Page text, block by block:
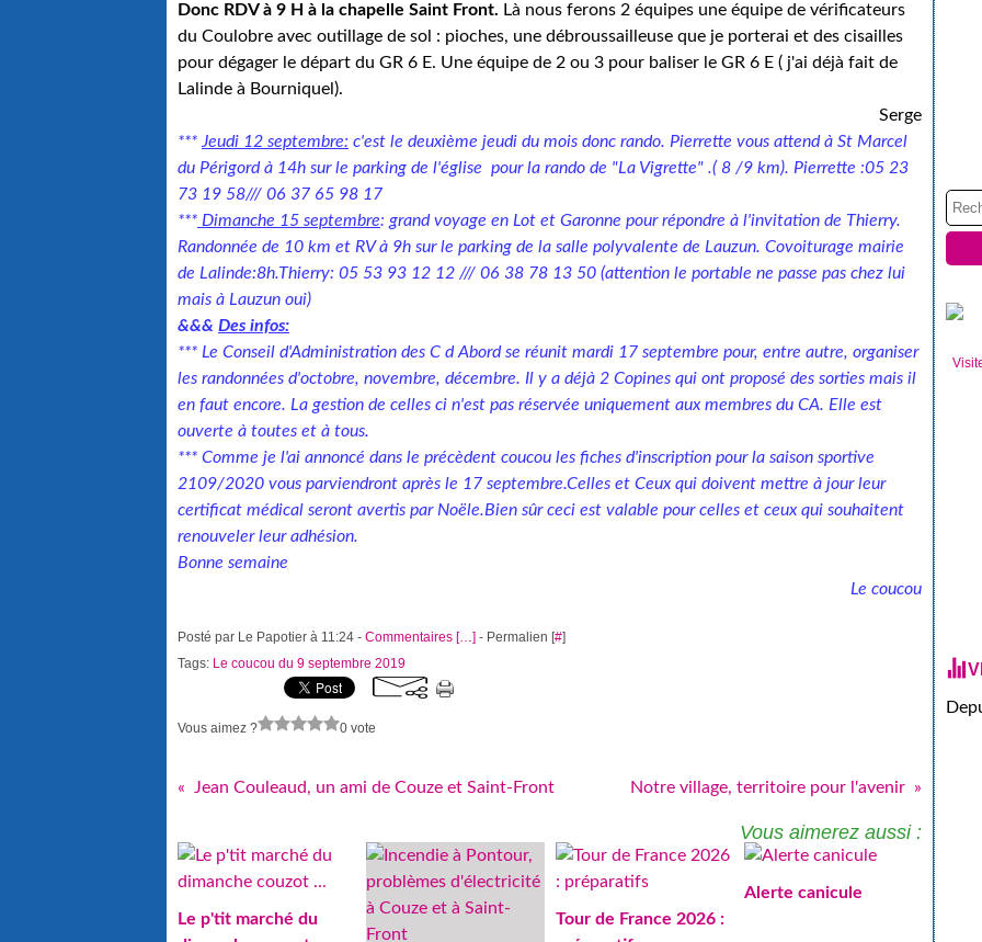
Donc RDV à 9 H à la chapelle Saint Front. Là nous ferons 2 équipes une équipe de vérificateurs
du Coulobre avec outillage de sol : pioches, une débroussailleuse que je porterai et des cisailles
pour dégager le départ du GR 6 E. Une équipe de 2 ou 3 pour baliser le GR 6 E ( j'ai déjà fait de
Lalinde à Bourniquel).
Serge
*** Jeudi 12 septembre: c'est le deuxième jeudi du mois donc rando. Pierrette vous attend à St Marcel
du Périgord à 14h sur le parking de l'église pour la rando de "La Vigrette" .( 8 /9 km). Pierrette :05 23
73 19 58/// 06 37 65 98 17
*** Dimanche 15 septembre: grand voyage en Lot et Garonne pour répondre à l'invitation de Thierry.
Randonnée de 10 km et RV à 9h sur le parking de la salle polyvalente de Lauzun. Covoiturage mairie
de Lalinde:8h.Thierry: 05 53 93 12 12 /// 06 38 78 13 50 (attention le portable ne passe pas chez lui
mais à Lauzun oui)
&&& Des infos:
*** Le Conseil d'Administration des C d Abord se réunit mardi 17 septembre pour, entre autre, organiser
les randonnées d'octobre, novembre, décembre. Il y a déjà 2 Copines qui ont proposé des sorties mais il
en faut encore. La gestion de celles ci n'est pas réservée uniquement aux membres du CA. Elle est
ouverte à toutes et à tous.
*** Comme je l'ai annoncé dans le précèdent coucou les fiches d'inscription pour la saison sportive
2109/2020 vous parviendront après le 17 septembre.Celles et Ceux qui doivent mettre à jour leur
certificat médical seront avertis par Noële.Bien sûr ceci est valable pour celles et ceux qui souhaitent
renouveler leur adhésion.
Bonne semaine
Le coucou
Posté par Le Papotier à 11:24 - Commentaires […] - Permalien [#]
Tags: Le coucou du 9 septembre 2019
Vous aimez ? 0 vote
Jean Couleaud, un ami de Couze et Saint-Front Notre village, territoire pour l'avenir
Vous aimerez aussi :
Le p'tit marché du
Tour de France 2026 :
Alerte canicule